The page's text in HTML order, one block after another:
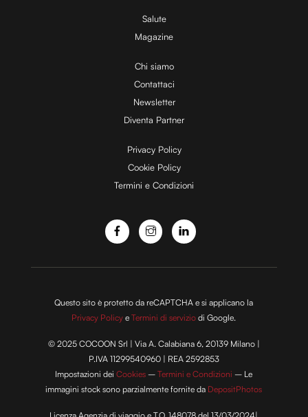
Salute
Magazine
Chi siamo
Contattaci
Newsletter
Diventa Partner
Privacy Policy
Cookie Policy
Termini e Condizioni
Questo sito è protetto da reCAPTCHA e si applicano la
Privacy Policy eTermini di servizio di Google.
© 2025 COCOON Srl | Via A. Calabiana 6, 20139 Milano |
P.IVA 11299540960 | REA 2592853
Impostazioni deiCookies –Termini e Condizioni – Le
immagini stock sono parzialmente fornite da DepositPhotos